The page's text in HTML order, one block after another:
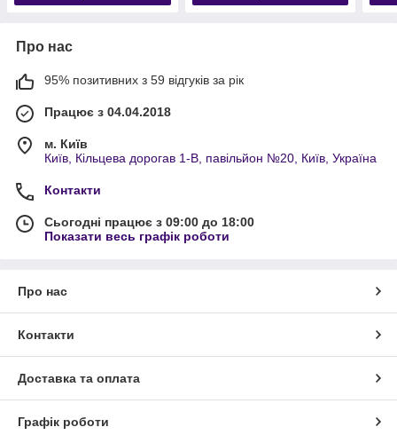
Про нас
95% позитивних з 59 відгуків за рік
Працює з 04.04.2018
м. Київ
Київ, Кільцева дорогав 1-В, павільйон №20, Київ, Україна
Контакти
Сьогодні працює з 09:00 до 18:00
Показати весь графік роботи
Про нас
Контакти
Доставка та оплата
Графік роботи